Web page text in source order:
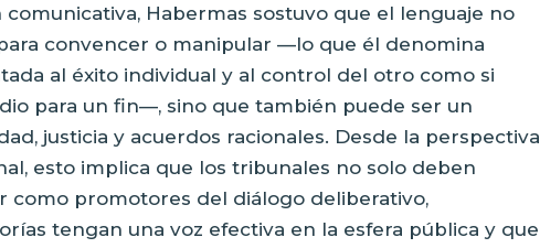
comunicativa, Habermas sostuvo que el lenguaje no
convencer o manipular —lo que él denomina
al éxito individual y al control del otro como si
para un fin—, sino que también puede ser un
justicia y acuerdos racionales. Desde la perspectiva
esto implica que los tribunales no solo deben
como promotores del diálogo deliberativo,
tengan una voz efectiva en la esfera pública y que